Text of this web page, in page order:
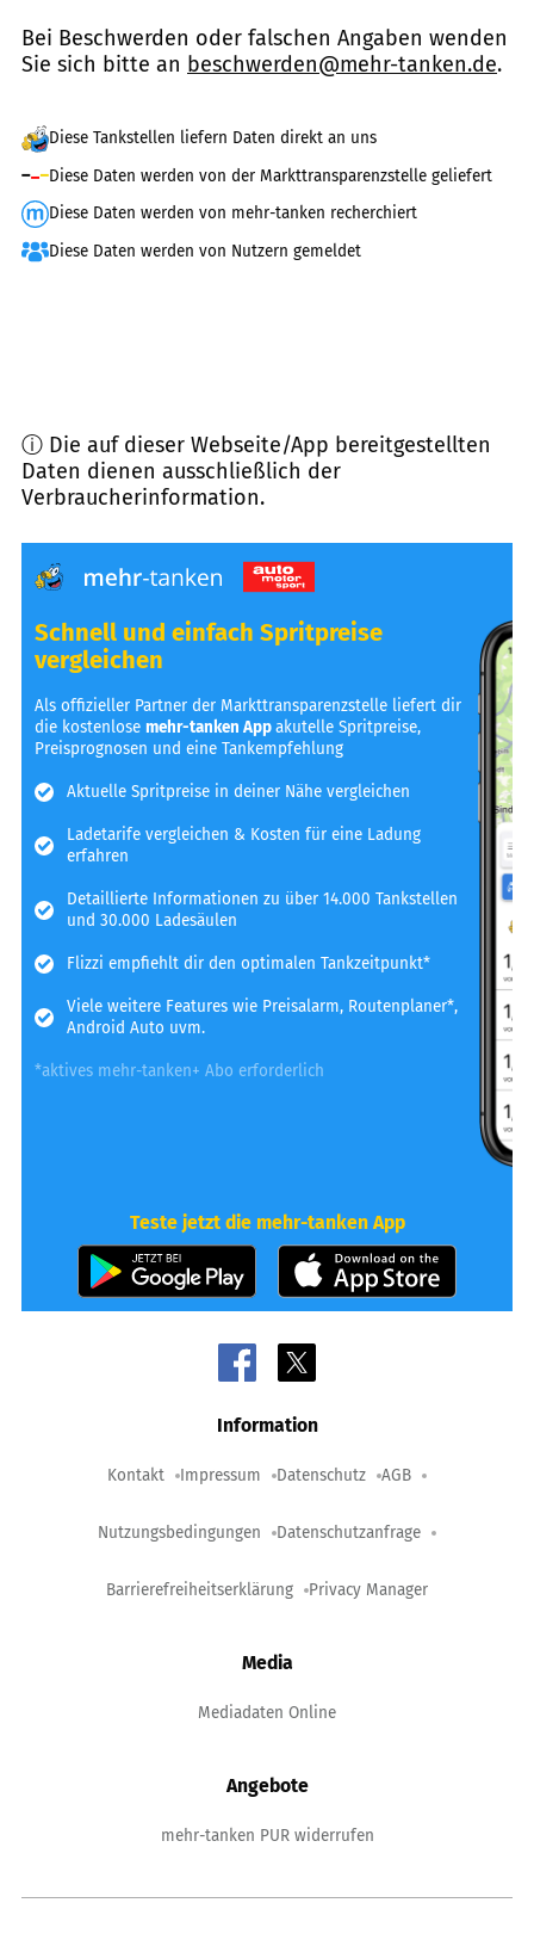
Bei Beschwerden oder falschen Angaben wenden
Sie sich bitte an beschwerden@mehr-tanken.de.
Diese Tankstellen liefern Daten direkt an uns
Diese Daten werden von der Markttransparenzstelle geliefert
Diese Daten werden von mehr-tanken recherchiert
Diese Daten werden von Nutzern gemeldet
ⓘ Die auf dieser Webseite/App bereitgestellten
Daten dienen ausschließlich der
Verbraucherinformation.
Schnell und einfach Spritpreise
vergleichen
Als offizieller Partner der Markttransparenzstelle liefert dir
die kostenlosemehr-tanken Appakutelle Spritpreise,
Preisprognosen und eine Tankempfehlung
Aktuelle Spritpreise in deiner Nähe vergleichen
Ladetarife vergleichen & Kosten für eine Ladung
erfahren
Detaillierte Informationen zu über 14.000 Tankstellen
und 30.000 Ladesäulen
Flizzi empfiehlt dir den optimalen Tankzeitpunkt*
Viele weitere Features wie Preisalarm, Routenplaner*,
Android Auto uvm.
*aktives mehr-tanken+ Abo erforderlich
Teste jetzt die mehr-tanken App
Information
Kontakt Impressum Datenschutz AGB
Nutzungsbedingungen Datenschutzanfrage
Barrierefreiheitserklärung Privacy Manager
Media
Mediadaten Online
Angebote
mehr-tanken PUR widerrufen